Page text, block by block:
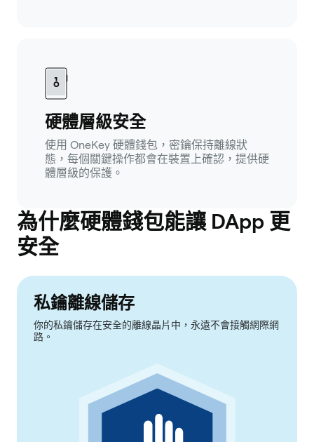
硬體層級安全
使用 OneKey 硬體錢包，密鑰保持離線狀
態，每個關鍵操作都會在裝置上確認，提供硬
體層級的保護。
為什麼硬體錢包能讓 DApp 更
安全
私鑰離線儲存
你的私鑰儲存在安全的離線晶片中，永遠不會接觸網際網
路。